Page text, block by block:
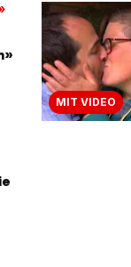
MIT VIDEO